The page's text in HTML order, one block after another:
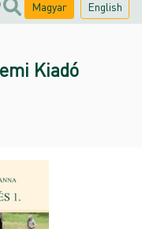
Magyar English
Kiadó